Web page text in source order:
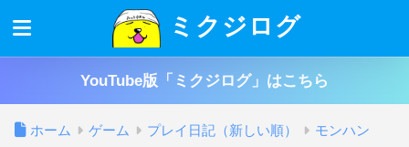
ミクジログ
YouTube版「ミクジログ」はこちら
ホーム ゲーム プレイ日記（新しい順）
モンハン